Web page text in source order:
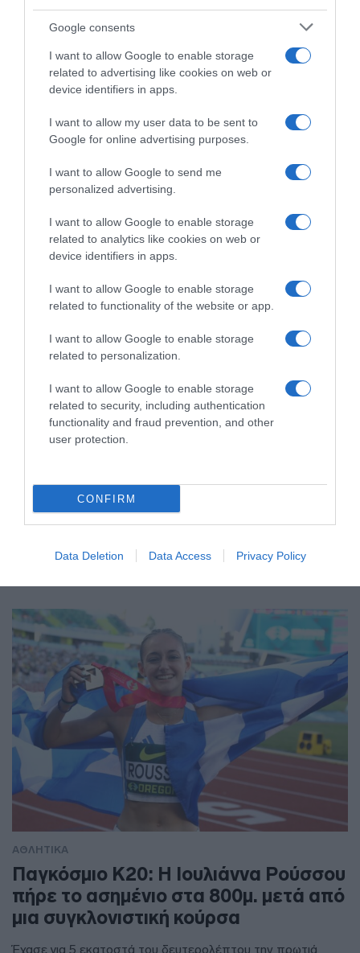
Google consents
I want to allow Google to enable storage
related to advertising like cookies on web or
device identifiers in apps.
I want to allow my user data to be sent to
Google for online advertising purposes.
I want to allow Google to send me
personalized advertising.
I want to allow Google to enable storage
related to analytics like cookies on web or
device identifiers in apps.
I want to allow Google to enable storage
related to functionality of the website or app.
I want to allow Google to enable storage
related to personalization.
I want to allow Google to enable storage
related to security, including authentication
functionality and fraud prevention, and other
user protection.
CONFIRM
Data Deletion Data Access Privacy Policy
ΑΘΛΗΤΙΚΑ
ΑΘΛΗΤΙΚΑ
Παγκόσμιο Κ20: Η Ιουλιάννα Ρούσσου
πήρε το ασημένιο στα 800μ. μετά από
μια συγκλονιστική κούρσα
Έχασε για 5 εκατοστά του δευτερολέπτου την πρωτιά